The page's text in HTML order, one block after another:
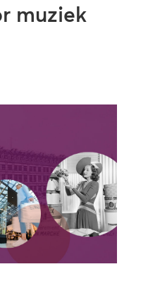
muziek